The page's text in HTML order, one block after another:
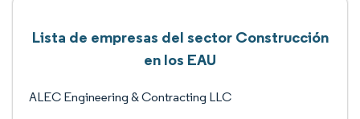
Lista de empresas del sector Construcción
en los EAU
ALEC Engineering & Contracting LLC